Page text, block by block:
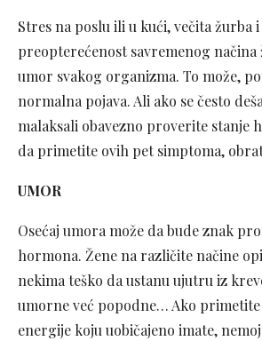
Stres na poslu ili u kući, večita žurba
preopterećenost savremenog
umor svakog organizma. To može,
normalna pojava. Ali ako se često
malaksali obavezno proverite stanje
da primetite ovih pet simptoma,
UMOR
Osećaj umora može da bude znak
hormona. Žene na različite načine
nekima teško da ustanu ujutru iz
umorne već popodne… Ako
energije koju uobičajeno imate,